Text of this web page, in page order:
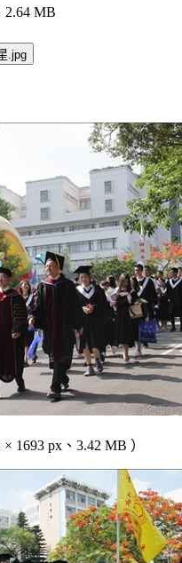
2.64 MB
.jpg
× 1693 px、3.42 MB ）